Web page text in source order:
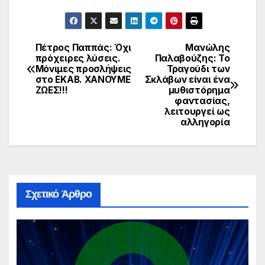
Πλοήγηση
άρθρων
Μανώλης
Παλαβούζης: Το
Τραγούδι των
Σκλάβων είναι ένα
μυθιστόρημα
φαντασίας,
λειτουργεί ως
αλληγορία
Πέτρος Παππάς: Όχι
πρόχειρες λύσεις.
Μόνιμες προσλήψεις
στο ΕΚΑΒ. ΧΑΝΟΥΜΕ
ΖΩΕΣ!!!
Σχετικό Άρθρο